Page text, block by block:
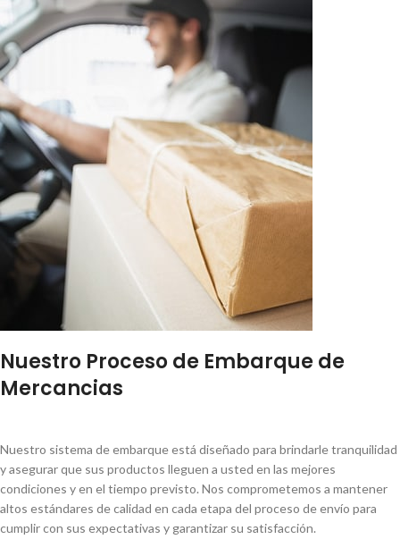
Nuestro Proceso de Embarque de
Mercancias
Nuestro sistema de embarque está diseñado para brindarle tranquilidad
y asegurar que sus productos lleguen a usted en las mejores
condiciones y en el tiempo previsto. Nos comprometemos a mantener
altos estándares de calidad en cada etapa del proceso de envío para
cumplir con sus expectativas y garantizar su satisfacción.